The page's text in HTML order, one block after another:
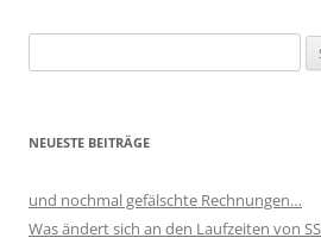
nach:
NEUESTE BEITRÄGE
und nochmal gefälschte Rechnungen…
Was ändert sich an den Laufzeiten von